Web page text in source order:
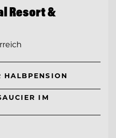
Resort &
HALBPENSION